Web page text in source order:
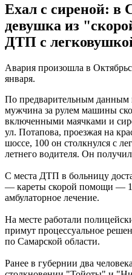
09.08.2026 | 15:35
Где в Самаре приведут в
адресов
09.08.2026 | 15:31
Нападающий КС рассказал об
тренером
09.08.2026 | 15:05
Вратарь Гудиев рассказал о
"Локомотивом"
09.08.2026 | 14:25
В Красноглинском районе
ребенка
09.08.2026 | 14:16
В России могут отменить ЕГЭ
09.08.2026 | 12:35
На Самарскую область 9
град
09.08.2026 | 12:12
В Самаре открыли
09.08.2026 | 11:49
В самарском парке Гагарина
09.08.2026 | 11:41
В похвистневском парке
спортплощадка
09.08.2026 | 11:31
Ехал с сиреной: в
девушка из
ДТП с
Авария произошла в
января.
По предварительным данным
мужчина за рулем машины
включенными маячками и
ул. Потапова, проезжая на
шоссе, 100 он столкнулся с
летнего водителя. Он
С места ДТП в больницу
— кареты скорой помощи —
амбулаторное лечение.
На месте работали
примут процессуальное
по Самарской области.
Ранее в губернии два человека